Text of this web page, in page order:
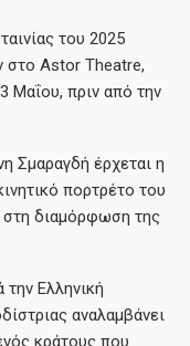
του 2025
στο Astor Theatre,
Μαΐου, πριν από την
Σμαραγδή έρχεται η
πορτρέτο του
διαμόρφωση της
Ελληνική
αναλαμβάνει
κράτους που